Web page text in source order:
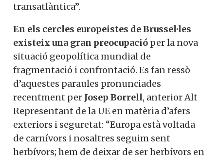
transatlàntica”.
En els cercles europeistes de Brussel·les
existeix una gran preocupació per la nova
situació geopolítica mundial de
fragmentació i confrontació. Es fan ressò
d’aquestes paraules pronunciades
recentment per Josep Borrell, anterior Alt
Representant de la UE en matèria d’afers
exteriors i seguretat: “Europa està voltada
de carnívors i nosaltres seguim sent
herbívors; hem de deixar de ser herbívors en